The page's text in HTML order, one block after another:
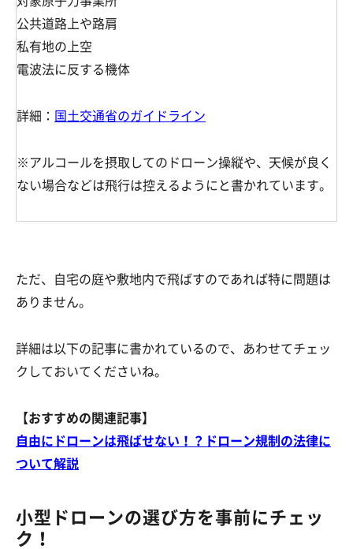
公共道路上や路肩
私有地の上空
電波法に反する機体
詳細： 国土交通省のガイドライン
※アルコールを摂取してのドローン操縦や、天候が良く
ない場合などは飛行は控えるようにと書かれています。
ただ、自宅の庭や敷地内で飛ばすのであれば特に問題は
ありません。
詳細は以下の記事に書かれているので、あわせてチェッ
クしておいてくださいね。
【おすすめの関連記事】
自由にドローンは飛ばせない！？ドローン規制の法律に
ついて解説
小型ドローンの選び方を事前にチェッ
ク！